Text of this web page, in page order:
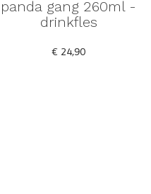
panda gang 260ml -
drinkfles
€ 24,90